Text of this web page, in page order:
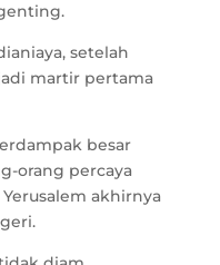
setelah
martir pertama
besar
orang percaya
akhirnya